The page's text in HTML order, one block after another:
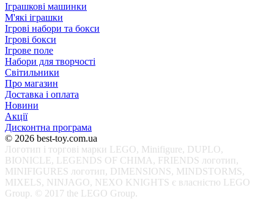
Іграшкові машинки
М'які іграшки
Ігрові набори та бокси
Ігрові бокси
Ігрове поле
Набори для творчості
Світильники
Про магазин
Доставка і оплата
Новини
Акції
Дисконтна програма
© 2026 best-toy.com.ua
Логотип і торгові марки LEGO, Minifigure, DUPLO,
BIONICLE, LEGENDS OF CHIMA, FRIENDS логотип,
MINIFIGURES логотип, DIMENSIONS, MINDSTORMS,
MIXELS, NINJAGO, NEXO KNIGHTS є власністю LEGO
Group. © 2017 the LEGO Group.